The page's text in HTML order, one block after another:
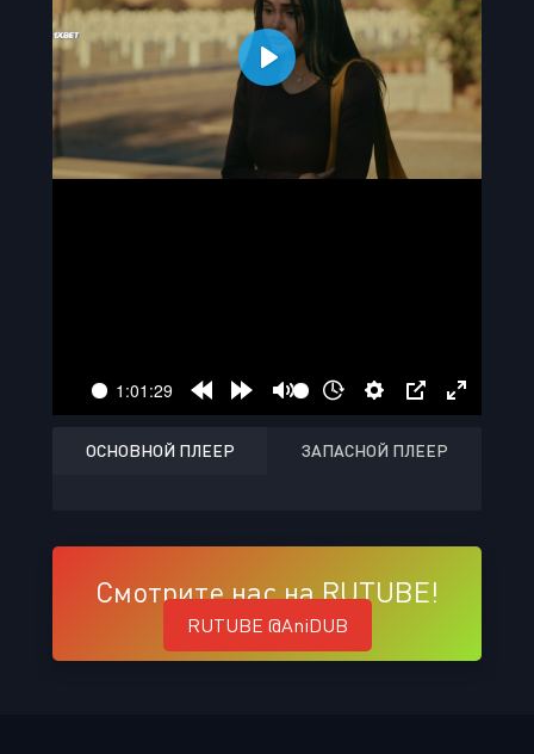
ОСНОВНОЙ ПЛЕЕР ЗАПАСНОЙ ПЛЕЕР
Смотрите нас на RUTUBE!
RUTUBE @AniDUB